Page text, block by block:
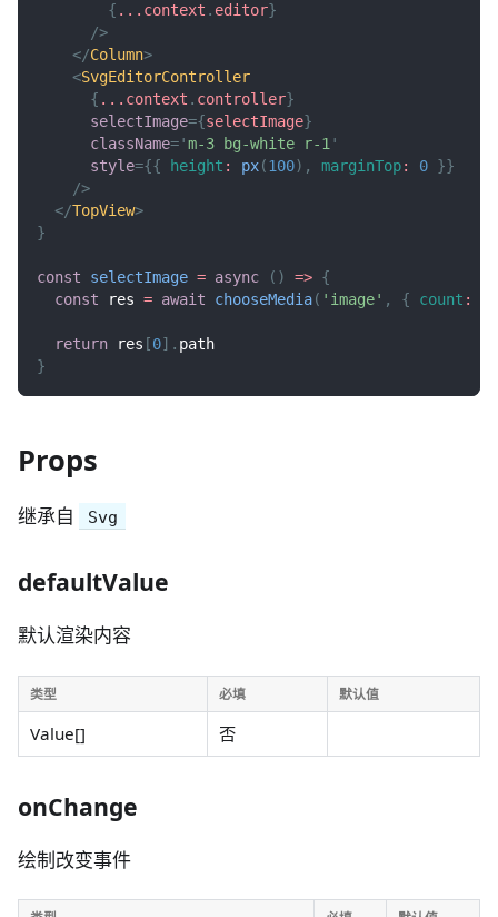
{ ... context . editor}
/>
</Column>
<SvgEditorController
{ ... context . controller}
selectImage={selectImage}
className='m-3 bg-white r-1 '
style={{ height : px(100) , marginTop: 0 }}
/>
</TopView>
}
const selectImage = async ( ) => {
const res = await chooseMedia( 'image' , { count :
return res [0] . path
}
Props
继承自 Svg
defaultValue
默认渲染内容
类型 必填 默认值
Value[] 否
onChange
绘制改变事件